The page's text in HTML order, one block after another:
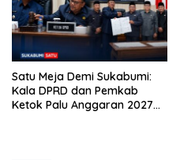
Satu Meja Demi Sukabumi:
Kala DPRD dan Pemkab
Ketok Palu Anggaran 2027